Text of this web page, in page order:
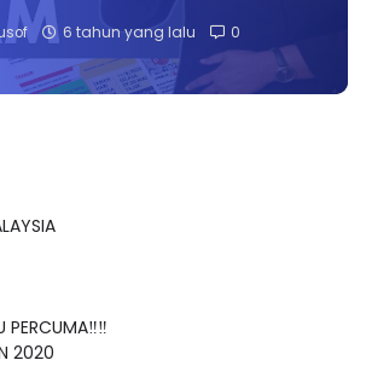
6 tahun yang lalu 0
PERCUMA‼️‼️
2020